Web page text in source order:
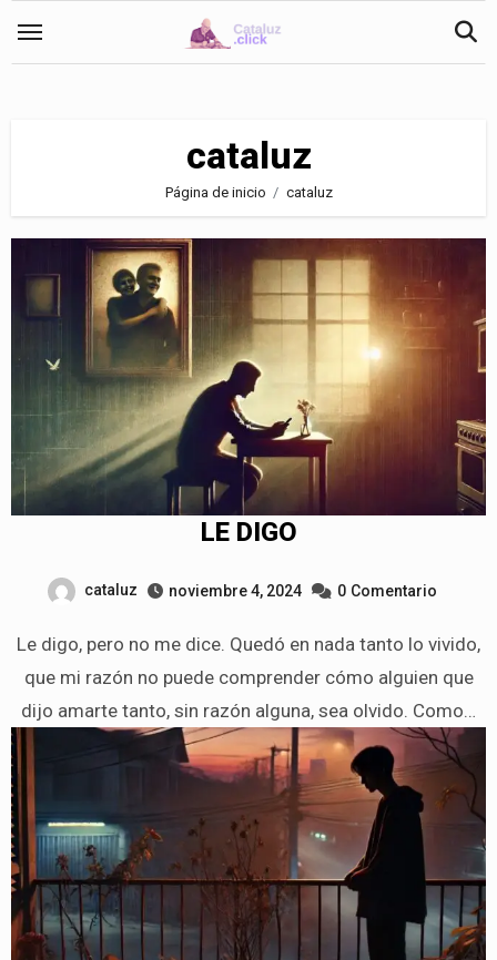
cataluz
Página de inicio cataluz
LE DIGO
cataluz noviembre 4, 2024 0 Comentario
Le digo, pero no me dice. Quedó en nada tanto lo vivido,
que mi razón no puede comprender cómo alguien que
dijo amarte tanto, sin razón alguna, sea olvido. Como…